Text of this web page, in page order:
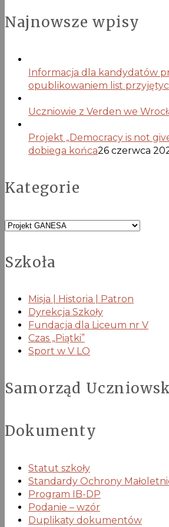
Najnowsze wpisy
Informacja dla kandydatów
opublikowaniem list
Uczniowie z Verden we
Projekt „Democracy is not
dobiega końca26 czerwca
Kategorie
Kategorie
Szkoła
Misja | Historia | Patron
Dyrekcja Szkoły
Fundacja dla Liceum nr V
Czas „Piątki”
Sport w V LO
Samorząd
Dokumenty
Statut szkoły
Standardy Ochrony
Program IB-DP
Podanie – wzór
Duplikaty dokumentów